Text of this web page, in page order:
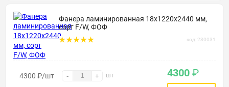
Фанера ламинированная 18х1220х2440 мм,
сорт F/W, ФОФ
код: 230031
4300 ₽/шт - + шт 4300 ₽